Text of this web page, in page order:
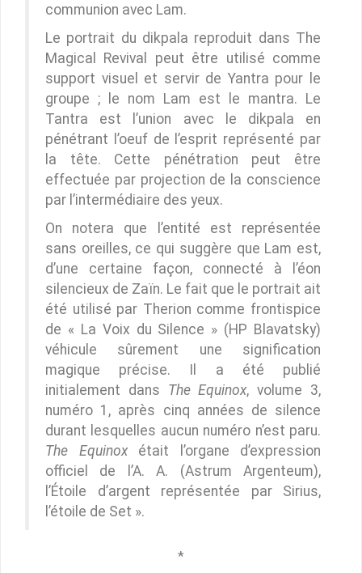
communion avec Lam.
Le portrait du dikpala reproduit dans The
Magical Revival peut être utilisé comme
support visuel et servir de Yantra pour le
groupe ; le nom Lam est le mantra. Le
Tantra est l’union avec le dikpala en
pénétrant l’oeuf de l’esprit représenté par
la tête. Cette pénétration peut être
effectuée par projection de la conscience
par l’intermédiaire des yeux.
On notera que l’entité est représentée
sans oreilles, ce qui suggère que Lam est,
d’une certaine façon, connecté à l’éon
silencieux de Zaïn. Le fait que le portrait ait
été utilisé par Therion comme frontispice
de « La Voix du Silence » (HP Blavatsky)
véhicule sûrement une signification
magique précise. Il a été publié
initialement dans The Equinox, volume 3,
numéro 1, après cinq années de silence
durant lesquelles aucun numéro n’est paru.
The Equinoxétait l’organe d’expression
officiel de l’A. A. (Astrum Argenteum),
l’Étoile d’argent représentée par Sirius,
l’étoile de Set ».
*